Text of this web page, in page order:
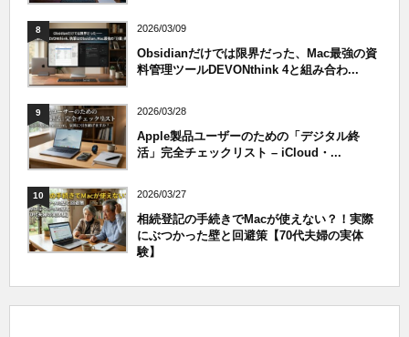
8 2026/03/09
Obsidianだけでは限界だった、Mac最強の資
料管理ツールDEVONthink 4と組み合わ...
9 2026/03/28
Apple製品ユーザーのための「デジタル終
活」完全チェックリスト – iCloud・...
10 2026/03/27
相続登記の手続きでMacが使えない？！実際
にぶつかった壁と回避策【70代夫婦の実体
験】